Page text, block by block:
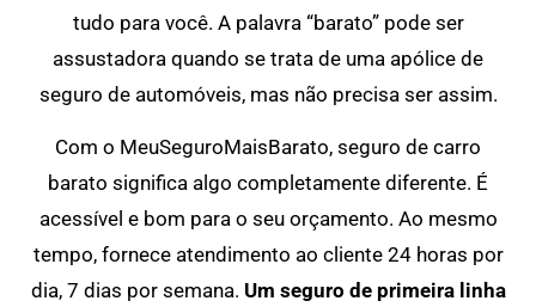
tudo para você. A palavra “barato” pode ser
assustadora quando se trata de uma apólice de
seguro de automóveis, mas não precisa ser assim.
Com o MeuSeguroMaisBarato, seguro de carro
barato significa algo completamente diferente. É
acessível e bom para o seu orçamento. Ao mesmo
tempo, fornece atendimento ao cliente 24 horas por
dia, 7 dias por semana. Um seguro de primeira linha